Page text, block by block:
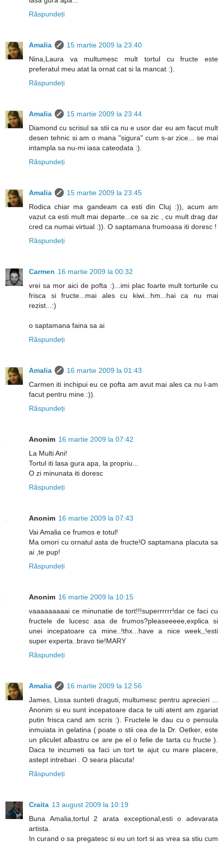
Răspundeți
Amalia
15 martie 2009 la 23:40
Nina,Laura va multumesc mult tortul cu fructe este
preferatul meu atat la ornat cat si la mancat :).
Răspundeți
Amalia
15 martie 2009 la 23:44
Diamond cu scrisul sa stii ca nu e usor dar eu am facut mult
desen tehnic si am o mana "sigura" cum s-ar zice... se mai
intampla sa nu-mi iasa cateodata :).
Răspundeți
Amalia
15 martie 2009 la 23:45
Rodica chiar ma gandeam ca esti din Cluj :)), acum am
vazut ca esti mult mai departe...ce sa zic , cu mult drag dar
cred ca numai virtual :)). O saptamana frumoasa iti doresc !
Răspundeți
Carmen 16 martie 2009 la 00:32
vrei sa mor aici de pofta :)...imi plac foarte mult torturile cu
frisca si fructe...mai ales cu kiwi...hm...hai ca nu mai
rezist...:)
o saptamana faina sa ai
Răspundeți
Amalia
16 martie 2009 la 01:43
Carmen iti inchipui eu ce pofta am avut mai ales ca nu l-am
facut pentru mine :)).
Răspundeți
Anonim 16 martie 2009 la 07:42
La Multi Ani!
Tortul iti lasa gura apa, la propriu...
O zi minunata iti doresc
Răspundeți
Anonim 16 martie 2009 la 07:43
Vai Amalia ce frumos e totul!
Ma omori cu ornatul asta de fructe!O saptamana placuta sa
ai ,te pup!
Răspundeți
Anonim 16 martie 2009 la 10:15
vaaaaaaaaai ce minunatie de tort!!!superrrrrr!dar ce faci cu
fructele de lucesc asa de frumos?pleaseeeee,explica si
unei incepatoare ca mine..!thx...have a nice week,,!esti
super experta..bravo tie!MARY
Răspundeți
Amalia
16 martie 2009 la 12:56
James, Lissa sunteti draguti, multumesc pentru aprecieri ...
Anonim si eu sunt incepatoare daca te uiti atent am zgariat
putin frisca cand am scris :). Fructele le dau cu o pensula
inmuiata in gelatina ( poate o stii cea de la Dr. Oetker, este
un pliculet albastru ce are pe el o felie de tarta cu fructe ).
Daca te incumeti sa faci un tort te ajut cu mare placere,
astept intrebari . O seara placuta!
Răspundeți
Craita 13 august 2009 la 10:19
Buna Amalia,tortul 2 arata exceptional,esti o adevarata
artista.
In curand o sa pregatesc si eu un tort si as vrea sa stiu cum